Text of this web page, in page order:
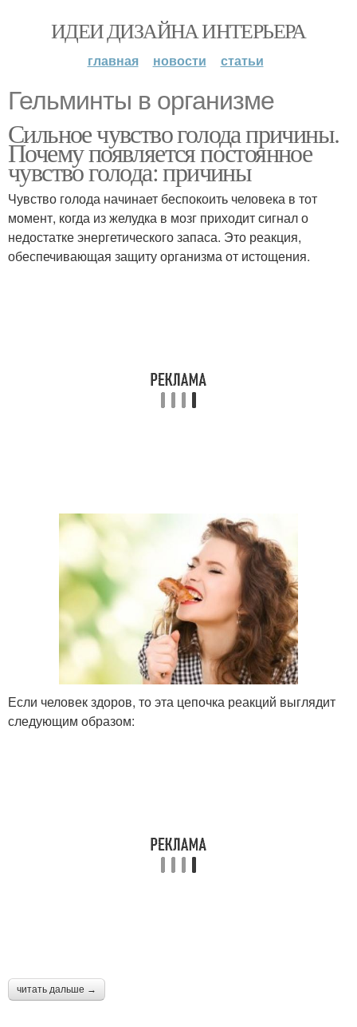
ИДЕИ ДИЗАЙНА ИНТЕРЬЕРА
главная новости статьи
Гельминты в организме
Сильное чувство голода причины.
Почему появляется постоянное
чувство голода: причины
Чувство голода начинает беспокоить человека в тот
момент, когда из желудка в мозг приходит сигнал о
недостатке энергетического запаса. Это реакция,
обеспечивающая защиту организма от истощения.
Если человек здоров, то эта цепочка реакций выглядит
следующим образом:
читать дальше →